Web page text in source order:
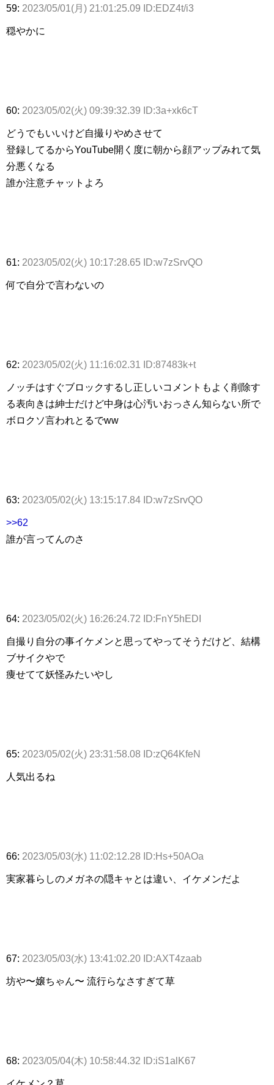
59: 2023/05/01(月) 21:01:25.09 ID:EDZ4t/i3
穏やかに
60: 2023/05/02(火) 09:39:32.39 ID:3a+xk6cT
どうでもいいけど自撮りやめさせて
登録してるからYouTube開く度に朝から顔アップみれて気
分悪くなる
誰か注意チャットよろ
61: 2023/05/02(火) 10:17:28.65 ID:w7zSrvQO
何で自分で言わないの
62: 2023/05/02(火) 11:16:02.31 ID:87483k+t
ノッチはすぐブロックするし正しいコメントもよく削除す
る表向きは紳士だけど中身は心汚いおっさん知らない所で
ボロクソ言われとるでww
63: 2023/05/02(火) 13:15:17.84 ID:w7zSrvQO
>>62
誰が言ってんのさ
64: 2023/05/02(火) 16:26:24.72 ID:FnY5hEDI
自撮り自分の事イケメンと思ってやってそうだけど、結構
ブサイクやで
痩せてて妖怪みたいやし
65: 2023/05/02(火) 23:31:58.08 ID:zQ64KfeN
人気出るね
66: 2023/05/03(水) 11:02:12.28 ID:Hs+50AOa
実家暮らしのメガネの隠キャとは違い、イケメンだよ
67: 2023/05/03(水) 13:41:02.20 ID:AXT4zaab
坊や〜嬢ちゃん〜 流行らなさすぎて草
68: 2023/05/04(木) 10:58:44.32 ID:iS1alK67